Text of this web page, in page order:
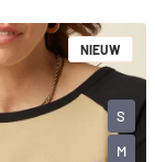
NIEUW
S
M